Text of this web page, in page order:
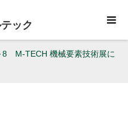
ック
M-TECH 機械要素技術展に